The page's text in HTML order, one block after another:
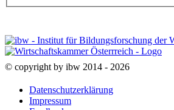
© copyright by ibw 2014 - 2026
Datenschutzerklärung
Impressum